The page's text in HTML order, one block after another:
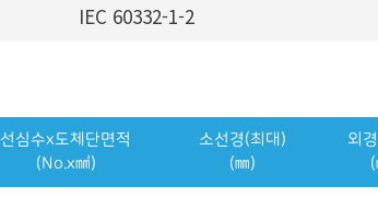
IEC 60332-1-2
선심수x도체단면적
(No.x㎟)
소선경(최대)
(㎜)
외